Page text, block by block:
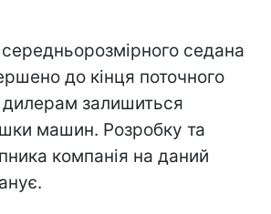
седана
до кінця поточного
дилерам залишиться
машин. Розробку та
компанія на даний